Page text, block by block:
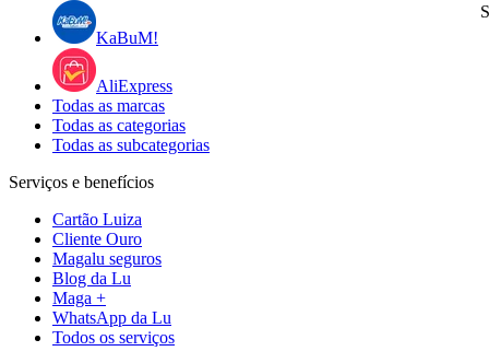
KaBuM!
AliExpress
Todas as marcas
Todas as categorias
Todas as subcategorias
Serviços e benefícios
Cartão Luiza
Cliente Ouro
Magalu seguros
Blog da Lu
Maga +
WhatsApp da Lu
Todos os serviços